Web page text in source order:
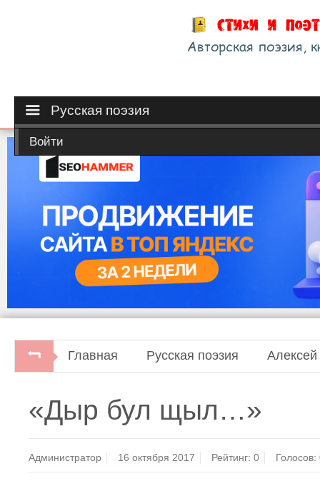
Русская поэзия
Войти
Главная Русская поэзия
«Дыр бул щыл…»
Администратор 16 октября 2017 Рейтинг:0 Голосов: